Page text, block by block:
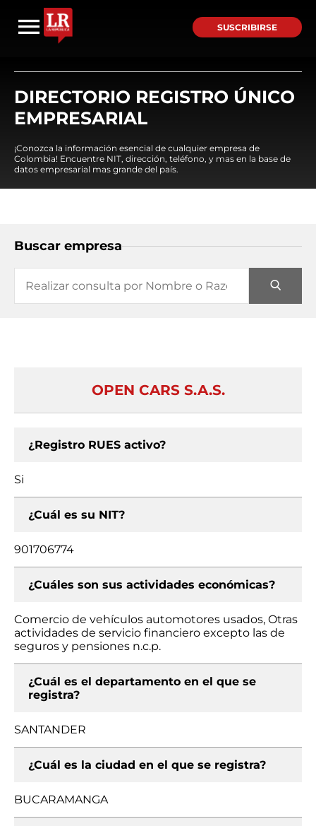
SUSCRIBIRSE
DIRECTORIO REGISTRO ÚNICO
EMPRESARIAL
¡Conozca la información esencial de cualquier empresa de
Colombia! Encuentre NIT, dirección, teléfono, y mas en la base de
datos empresarial mas grande del país.
Buscar empresa
OPEN CARS S.A.S.
¿Registro RUES activo?
Si
¿Cuál es su NIT?
901706774
¿Cuáles son sus actividades económicas?
Comercio de vehículos automotores usados, Otras
actividades de servicio financiero excepto las de
seguros y pensiones n.c.p.
¿Cuál es el departamento en el que se
registra?
SANTANDER
¿Cuál es la ciudad en el que se registra?
BUCARAMANGA